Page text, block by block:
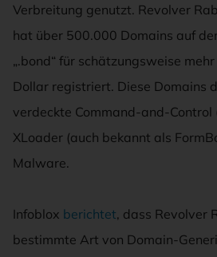
Verbreitung genutzt. Revolver
hat über 500.000 Domains auf
„.bond“ für schätzungsweise
Dollar registriert. Diese Domains
verdeckte Command-and-Control
XLoader (auch bekannt als
Malware.
Infoblox berichtet, dass Revolver
bestimmte Art von Domain-